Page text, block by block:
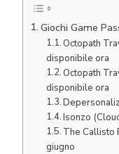
Giochi Game
Octopath
disponibile ora
Octopath
disponibile ora
Isonzo
The Callisto
giugno